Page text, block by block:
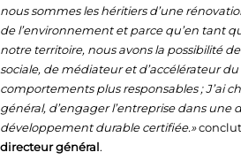
nous sommes les héritiers d’une
de l’environnement et parce qu’en tant
notre territoire, nous avons la possibilité
sociale, de médiateur et d’accélérateur
comportements plus responsables ; J’ai
général, d’engager l’entreprise dans une
développement durable certifiée.»conclut
directeur général.